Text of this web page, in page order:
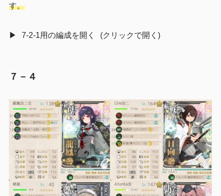
す。
7-2-1用の編成を開く
７－４